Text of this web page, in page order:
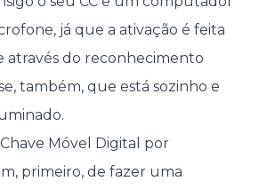
já que a ativação é feita
através do reconhecimento
também, que está sozinho e
Móvel Digital por
primeiro, de fazer uma